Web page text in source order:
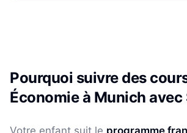
Pourquoi suivre des
Économieà Munich avec
Votre enfant suit le programme